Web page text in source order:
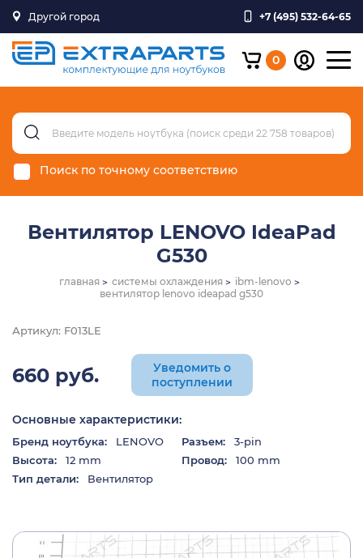
Другой город +7 (495) 532-64-65
0
Поиск по точному соответствию
Вентилятор LENOVO IdeaPad
G530
главная системы охлаждения
ibm-lenovo
вентилятор lenovo ideapad g530
Артикул: F013LE
660 руб.
Уведомить о
поступлении
Основные характеристики:
Бренд ноутбука: LENOVO Разъем:
3-pin
Высота:
12 mm Провод:
100 mm
Тип детали:
Вентилятор